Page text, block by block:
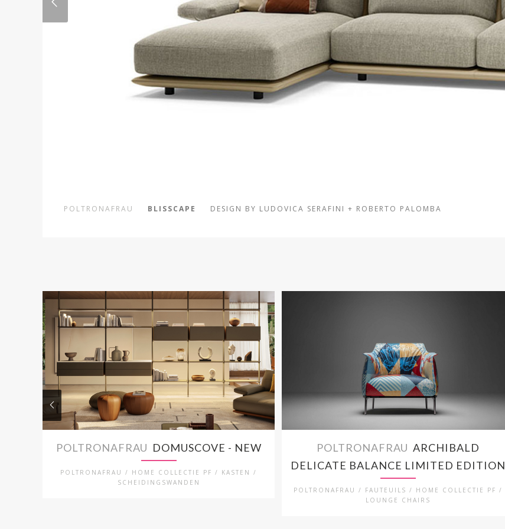
POLTRONAFRAU BLISSCAPE DESIGN BY LUDOVICA SERAFINI + ROBERTO PALOMBA
POLTRONAFRAU DOMUSCOVE - NEW
POLTRONAFRAU / HOME COLLECTIE PF / KASTEN /
SCHEIDINGSWANDEN
POLTRONAFRAU ARCHIBALD
DELICATE BALANCE LIMITED EDITION
POLTRONAFRAU / FAUTEUILS / HOME COLLECTIE PF /
LOUNGE CHAIRS